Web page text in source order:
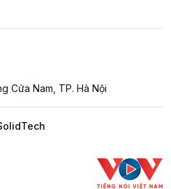
Cửa Nam, TP. Hà Nội